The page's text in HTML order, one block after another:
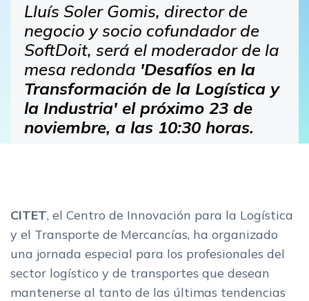
Lluís Soler Gomis, director de
negocio y socio cofundador de
SoftDoit, será el moderador de la
mesa redonda 'Desafíos en la
Transformación de la Logística y
la Industria' el próximo 23 de
noviembre, a las 10:30 horas.
CITET, el Centro de Innovación para la Logística
y el Transporte de Mercancías, ha organizado
una jornada especial para los profesionales del
sector logístico y de transportes que desean
mantenerse al tanto de las últimas tendencias